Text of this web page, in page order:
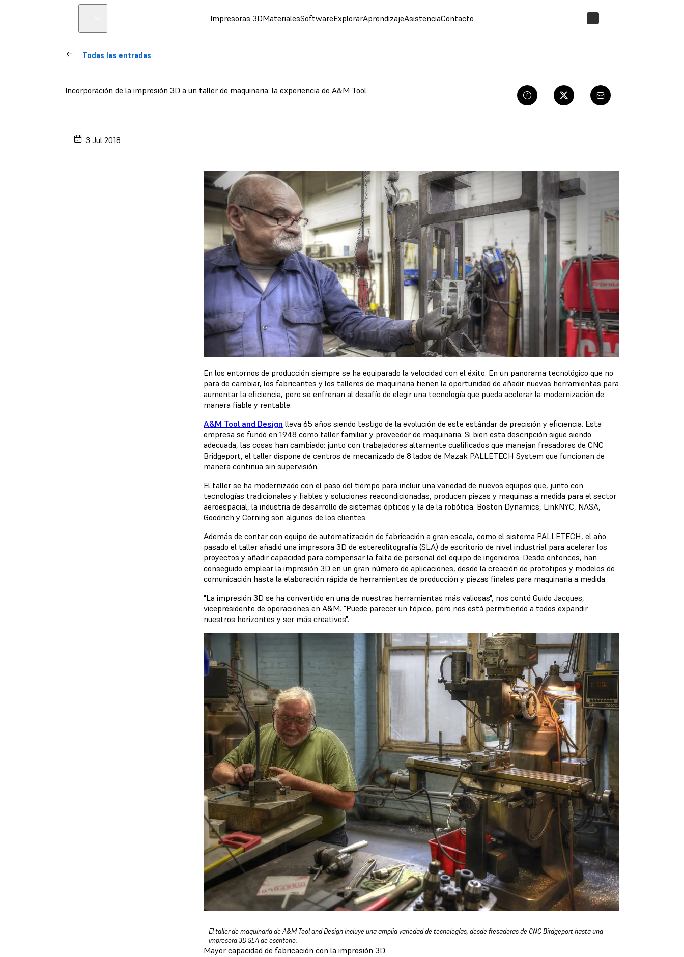
Impresoras 3DMaterialesSoftwareExplorarAprendizajeAsistenciaContacto
Todas las entradas
Incorporación de la impresión 3D a un taller de maquinaria: la experiencia de A&M Tool
3 Jul 2018
En los entornos de producción siempre se ha equiparado la velocidad con el éxito. En un panorama tecnológico que no
para de cambiar, los fabricantes y los talleres de maquinaria tienen la oportunidad de añadir nuevas herramientas para
aumentar la eficiencia, pero se enfrenan al desafío de elegir una tecnología que pueda acelerar la modernización de
manera fiable y rentable.
A&M Tool and Design lleva 65 años siendo testigo de la evolución de este estándar de precisión y eficiencia. Esta
empresa se fundó en 1948 como taller familiar y proveedor de maquinaria. Si bien esta descripción sigue siendo
adecuada, las cosas han cambiado: junto con trabajadores altamente cualificados que manejan fresadoras de CNC
Bridgeport, el taller dispone de centros de mecanizado de 8 lados de Mazak PALLETECH System que funcionan de
manera continua sin supervisión.
El taller se ha modernizado con el paso del tiempo para incluir una variedad de nuevos equipos que, junto con
tecnologías tradicionales y fiables y soluciones reacondicionadas, producen piezas y maquinas a medida para el sector
aeroespacial, la industria de desarrollo de sistemas ópticos y la de la robótica. Boston Dynamics, LinkNYC, NASA,
Goodrich y Corning son algunos de los clientes.
Además de contar con equipo de automatización de fabricación a gran escala, como el sistema PALLETECH, el año
pasado el taller añadió una impresora 3D de estereolitografía (SLA) de escritorio de nivel industrial para acelerar los
proyectos y añadir capacidad para compensar la falta de personal del equipo de ingenieros. Desde entonces, han
conseguido emplear la impresión 3D en un gran número de aplicaciones, desde la creación de prototipos y modelos de
comunicación hasta la elaboración rápida de herramientas de producción y piezas finales para maquinaria a medida.
"La impresión 3D se ha convertido en una de nuestras herramientas más valiosas", nos contó Guido Jacques,
vicepresidente de operaciones en A&M. "Puede parecer un tópico, pero nos está permitiendo a todos expandir
nuestros horizontes y ser más creativos".
El taller de maquinaría de A&M Tool and Design incluye una amplia variedad de tecnologías, desde fresadoras de CNC Birdgeport hasta una
impresora 3D SLA de escritorio.
Mayor capacidad de fabricación con la impresión 3D